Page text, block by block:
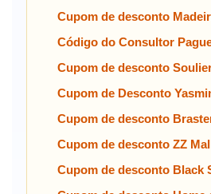
Cupom de desconto
Código do Consultor
Cupom de desconto
Cupom de Desconto
Cupom de desconto
Cupom de desconto ZZ
Cupom de desconto Black